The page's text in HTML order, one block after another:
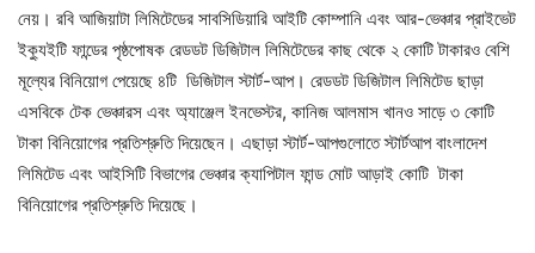
নেয়। রবি আজিয়াটা লিমিটেডের সাবসিডিয়ারি আইটি কোম্পানি এবং আর-ভেঞ্চার প্রাইভেট
ইক্যুইটি ফান্ডের পৃষ্ঠপোষক রেডডট ডিজিটাল লিমিটেডের কাছ থেকে ২ কোটি টাকারও বেশি
মূল্যের বিনিয়োগ পেয়েছে ৪টি ডিজিটাল স্টার্ট-আপ। রেডডট ডিজিটাল লিমিটেড ছাড়া
এসবিকে টেক ভেঞ্চারস এবং অ্যাঞ্জেল ইনভেস্টর, কানিজ আলমাস খানও সাড়ে ৩ কোটি
টাকা বিনিয়োগের প্রতিশ্রুতি দিয়েছেন। এছাড়া স্টার্ট-আপগুলোতে স্টার্টআপ বাংলাদেশ
লিমিটেড এবং আইসিটি বিভাগের ভেঞ্চার ক্যাপিটাল ফান্ড মোট আড়াই কোটি টাকা
বিনিয়োগের প্রতিশ্রুতি দিয়েছে।